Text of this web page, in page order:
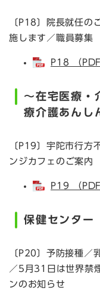
〔P18〕院長就任の
施します／職員募集
P18 （
～在宅医療・
療介護あんし
〔P19〕宇陀市行方
ンジカフェのご案内
P19 （
保健センター
〔P20〕予防接種／
／5月31日は世界禁
ンのお知らせ